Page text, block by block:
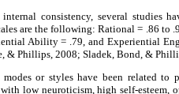
consistency, several studies
are the following: Rational = .86 to
Ability = .79, and Experiential
& Phillips, 2008; Sladek, Bond, &
modes or styles have been related
low neuroticism, high self-esteem,